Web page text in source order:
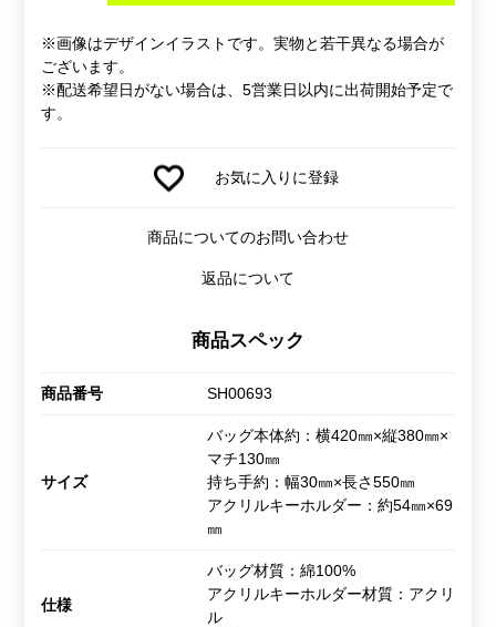
※画像はデザインイラストです。実物と若干異なる場合が
ございます。
※配送希望日がない場合は、5営業日以内に出荷開始予定で
す。
お気に入りに登録
商品についてのお問い合わせ
返品について
商品スペック
商品番号 SH00693
サイズ
バッグ本体約：横420㎜×縦380㎜×
マチ130㎜
持ち手約：幅30㎜×長さ550㎜
アクリルキーホルダー：約54㎜×69
㎜
仕様
バッグ材質：綿100%
アクリルキーホルダー材質：アクリ
ル